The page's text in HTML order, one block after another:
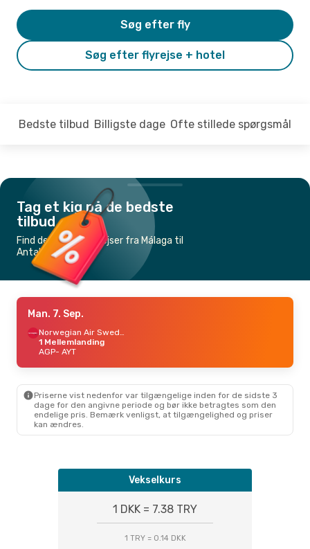
Søg efter flyrejse + hotel
Søg efter fly
Bedste tilbud Billigste dage Ofte stillede spørgsmål
Tag et kig på de bedste
tilbud
Find de billigste flyrejser fra Málaga til
Antalya
Man. 7. Sep.
Norwegian Air Sweden
1 Mellemlanding
AGP- AYT
Priserne vist nedenfor var tilgængelige inden for de sidste 3
dage for den angivne periode og bør ikke betragtes som den
endelige pris. Bemærk venligst, at tilgængelighed og priser
kan ændres.
Vekselkurs
1 DKK = 7.38 TRY
1 TRY = 0.14 DKK